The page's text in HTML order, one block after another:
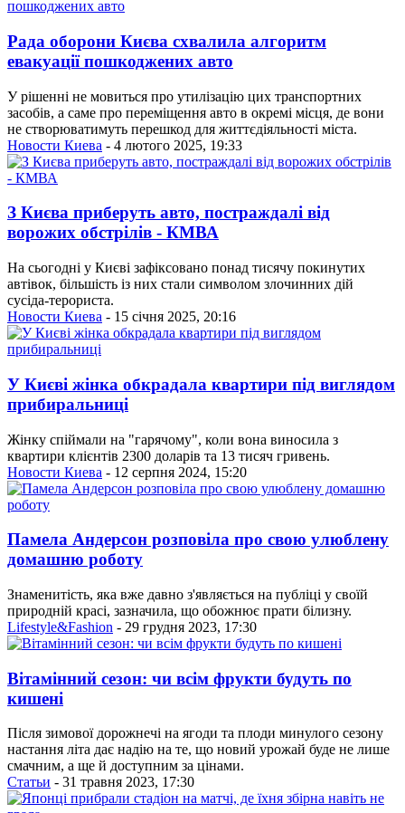
Рада оборони Києва схвалила алгоритм
евакуації пошкоджених авто
У рішенні не мовиться про утилізацію цих транспортних
засобів, а саме про переміщення авто в окремі місця, де вони
не створюватимуть перешкод для життєдіяльності міста.
Новости Киева - 4 лютого 2025, 19:33
З Києва приберуть авто, постраждалі від
ворожих обстрілів - КМВА
На сьогодні у Києві зафіксовано понад тисячу покинутих
автівок, більшість із них стали символом злочинних дій
сусіда-терориста.
Новости Киева - 15 січня 2025, 20:16
У Києві жінка обкрадала квартири під виглядом
прибиральниці
Жінку спіймали на "гарячому", коли вона виносила з
квартири клієнтів 2300 доларів та 13 тисяч гривень.
Новости Киева - 12 серпня 2024, 15:20
Памела Андерсон розповіла про свою улюблену
домашню роботу
Знаменитість, яка вже давно з'являється на публіці у своїй
природній красі, зазначила, що обожнює прати білизну.
Lifestyle&Fashion - 29 грудня 2023, 17:30
Вітамінний сезон: чи всім фрукти будуть по
кишені
Після зимової дорожнечі на ягоди та плоди минулого сезону
настання літа дає надію на те, що новий урожай буде не лише
смачним, а ще й доступним за цінами.
Статьи - 31 травня 2023, 17:30